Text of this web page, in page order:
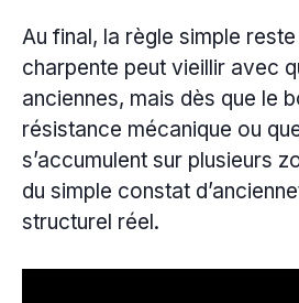
Au final, la règle simple
charpente peut vieillir avec
anciennes, mais dès que le
résistance mécanique ou
s’accumulent sur plusieurs
du simple constat
structurel réel.